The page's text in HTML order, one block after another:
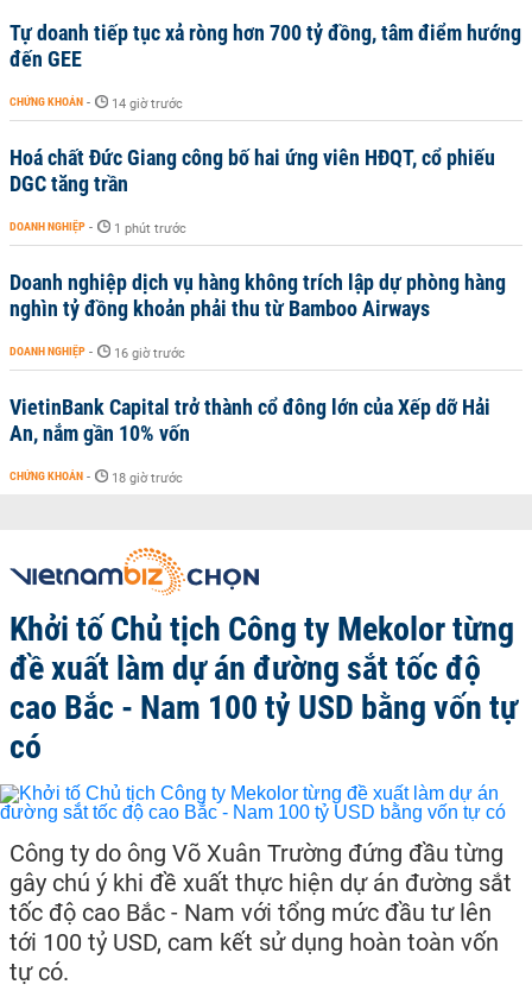
Tự doanh tiếp tục xả ròng hơn 700 tỷ đồng, tâm điểm hướng
đến GEE
CHỨNG KHOÁN - 14 giờ trước
Hoá chất Đức Giang công bố hai ứng viên HĐQT, cổ phiếu
DGC tăng trần
DOANH NGHIỆP - 1 phút trước
Doanh nghiệp dịch vụ hàng không trích lập dự phòng hàng
nghìn tỷ đồng khoản phải thu từ Bamboo Airways
DOANH NGHIỆP - 16 giờ trước
VietinBank Capital trở thành cổ đông lớn của Xếp dỡ Hải
An, nắm gần 10% vốn
CHỨNG KHOÁN - 18 giờ trước
Khởi tố Chủ tịch Công ty Mekolor từng
đề xuất làm dự án đường sắt tốc độ
cao Bắc - Nam 100 tỷ USD bằng vốn tự
có
Công ty do ông Võ Xuân Trường đứng đầu từng
gây chú ý khi đề xuất thực hiện dự án đường sắt
tốc độ cao Bắc - Nam với tổng mức đầu tư lên
tới 100 tỷ USD, cam kết sử dụng hoàn toàn vốn
tự có.